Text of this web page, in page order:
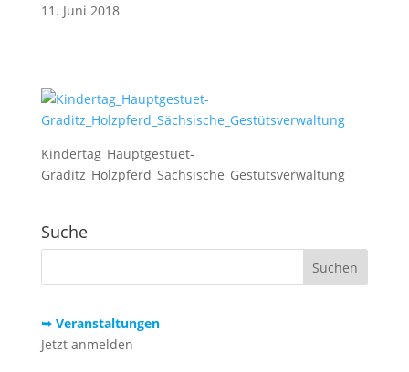
11. Juni 2018
Kindertag_Hauptgestuet-
Graditz_Holzpferd_Sächsische_Gestütsverwaltung
Suche
➥ Veranstaltungen
Jetzt anmelden